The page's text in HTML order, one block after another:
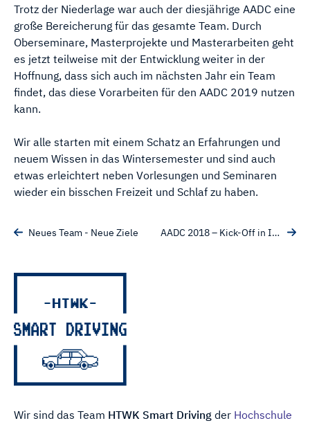
Trotz der Niederlage war auch der diesjährige AADC eine
große Bereicherung für das gesamte Team. Durch
Oberseminare, Masterprojekte und Masterarbeiten geht
es jetzt teilweise mit der Entwicklung weiter in der
Hoffnung, dass sich auch im nächsten Jahr ein Team
findet, das diese Vorarbeiten für den AADC 2019 nutzen
kann.
Wir alle starten mit einem Schatz an Erfahrungen und
neuem Wissen in das Wintersemester und sind auch
etwas erleichtert neben Vorlesungen und Seminaren
wieder ein bisschen Freizeit und Schlaf zu haben.
Neues Team - Neue Ziele AADC 2018 – Kick-Off in Ingolstadt
Wir sind das Team HTWK Smart Driving der Hochschule